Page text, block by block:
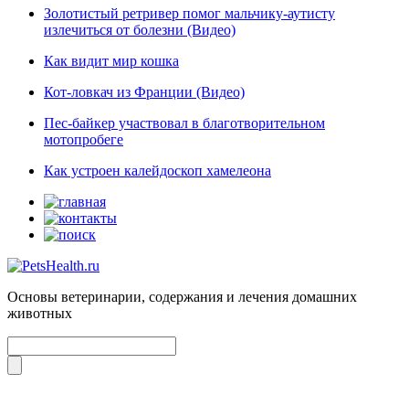
Золотистый ретривер помог мальчику-аутисту
излечиться от болезни (Видео)
Как видит мир кошка
Кот-ловкач из Франции (Видео)
Пес-байкер участвовал в благотворительном
мотопробеге
Как устроен калейдоскоп хамелеона
Основы ветеринарии, содержания и лечения домашних
животных